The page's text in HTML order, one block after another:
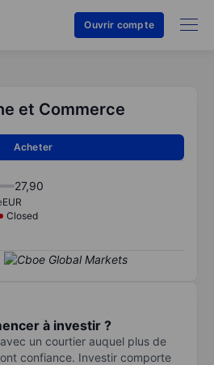
Ouvrir compte
et Commerce
Acheter
27,90
EUR
Closed
à investir ?
un courtier auquel plus de
confiance. Investir comporte